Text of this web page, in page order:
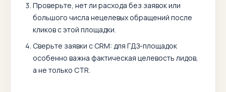
Проверьте, нет ли расхода без заявок или
большого числа нецелевых обращений после
кликов с этой площадки.
Сверьте заявки с CRM: для ГДЗ-площадок
особенно важна фактическая целевость лидов,
а не только CTR.